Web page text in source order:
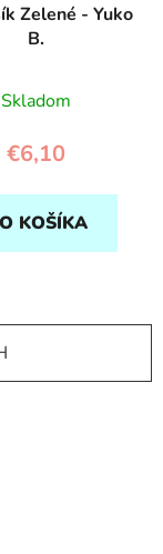
Zelené - Yuko
B.
Skladom
€6,10
KOŠÍKA